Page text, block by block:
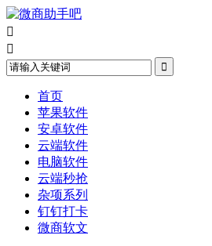



首页
苹果软件
安卓软件
云端软件
电脑软件
云端秒抢
杂项系列
钉钉打卡
微商软文